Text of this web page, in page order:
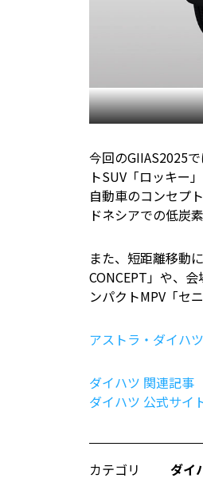
今回のGIIAS2025
トSUV「ロッキー
自動車のコンセプ
ドネシアでの低炭
また、短距離移動
CONCEPT」や、
ンパクトMPV「セ
アストラ・ダイハ
ダイハツ 関連記事
ダイハツ 公式サイ
カテゴリ ダイ